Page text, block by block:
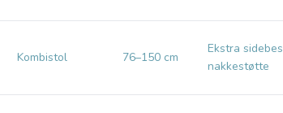
Kombistol 76–150 cm
Ekstra
nakkestøtte